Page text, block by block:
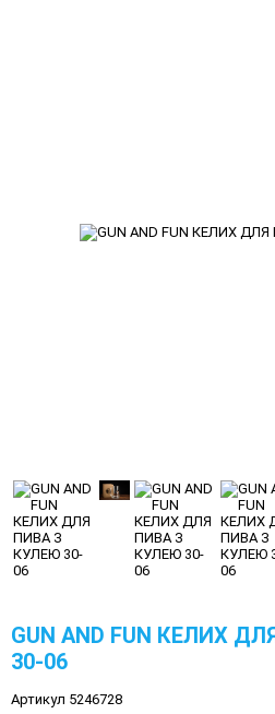
GUN AND FUN КЕЛИХ
30-06
Артикул 5246728